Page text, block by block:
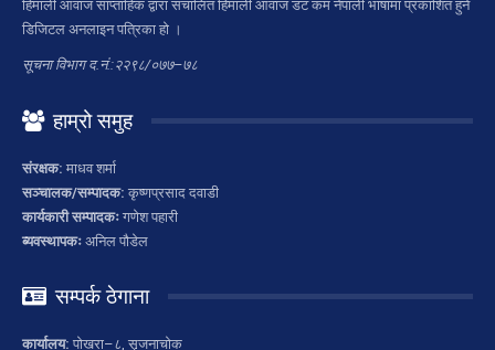
हिमाली आवाज साप्ताहिक द्वारा संचालित हिमाली आवाज डट कम नेपाली भाषामा प्रकाशित हुने
डिजिटल अनलाइन पत्रिका हो ।
सूचना विभाग द.नं.:२२९८/०७७–७८
हाम्रो समुह
संरक्षक: माधव शर्मा
सञ्चालक/सम्पादक: कृष्णप्रसाद दवाडी
कार्यकारी सम्पादकः गणेश पहारी
ब्यवस्थापकः अनिल पौडेल
सम्पर्क ठेगाना
कार्यालय: पोखरा–८, सृजनाचोक